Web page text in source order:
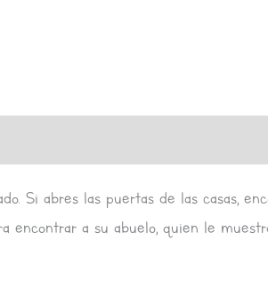
Si abres las puertas de las casas,
encontrar a su abuelo, quien le